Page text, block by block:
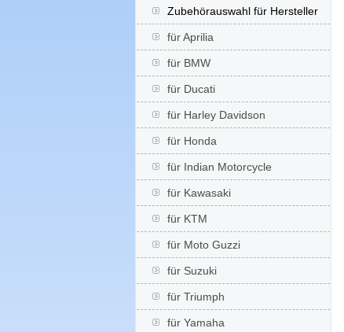
Zubehörauswahl für Hersteller
für Aprilia
für BMW
für Ducati
für Harley Davidson
für Honda
für Indian Motorcycle
für Kawasaki
für KTM
für Moto Guzzi
für Suzuki
für Triumph
für Yamaha